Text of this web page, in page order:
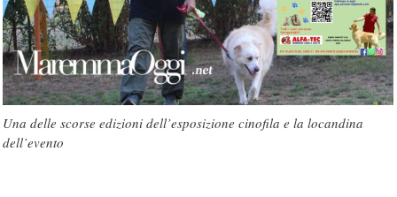
Una delle scorse edizioni dell’esposizione cinofila e la locandina
dell’evento